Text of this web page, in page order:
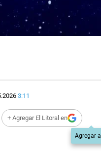
3:11
+ Agregar El Litoral en
Agregar